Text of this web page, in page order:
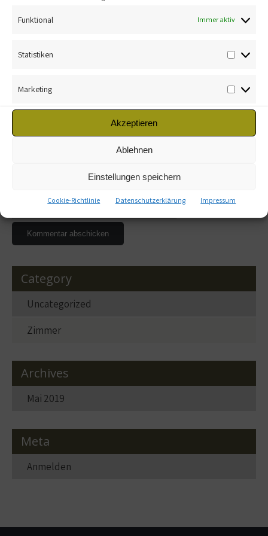
Funktional Immer aktiv
Statistiken
Marketing
Akzeptieren
Ablehnen
Einstellungen speichern
Cookie-Richtlinie Datenschutzerklärung Impressum
Kommentar
Category
Uncategorized
Zimmer
Archives
Mai 2019
Meta
Anmelden